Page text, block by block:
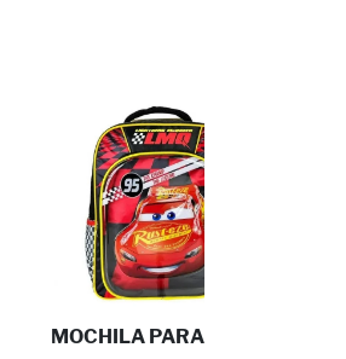
MOCHILA PARA PRIMARIA